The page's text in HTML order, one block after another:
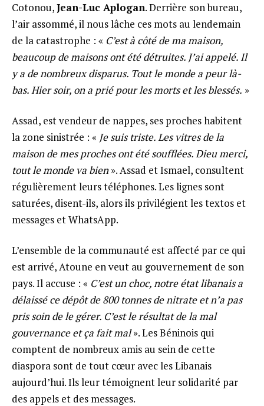
Cotonou,Jean-Luc Aplogan. Derrière son bureau,
l’air assommé, il nous lâche ces mots au lendemain
de la catastrophe : « C’est à côté de ma maison,
beaucoup de maisons ont été détruites. J’ai appelé. Il
y a de nombreux disparus. Tout le monde a peur là-
bas. Hier soir, on a prié pour les morts et les blessés. »
Assad, est vendeur de nappes, ses proches habitent
la zone sinistrée : « Je suis triste. Les vitres de la
maison de mes proches ont été soufflées. Dieu merci,
tout le monde va bien». Assad et Ismael, consultent
régulièrement leurs téléphones. Les lignes sont
saturées, disent-ils, alors ils privilégient les textos et
messages et WhatsApp.
L’ensemble de la communauté est affecté par ce qui
est arrivé, Atoune en veut au gouvernement de son
pays. Il accuse : « C’est un choc, notre état libanais a
délaissé ce dépôt de 800 tonnes de nitrate et n’a pas
pris soin de le gérer. C’est le résultat de la mal
gouvernance et ça fait mal». Les Béninois qui
comptent de nombreux amis au sein de cette
diaspora sont de tout cœur avec les Libanais
aujourd’hui. Ils leur témoignent leur solidarité par
des appels et des messages.